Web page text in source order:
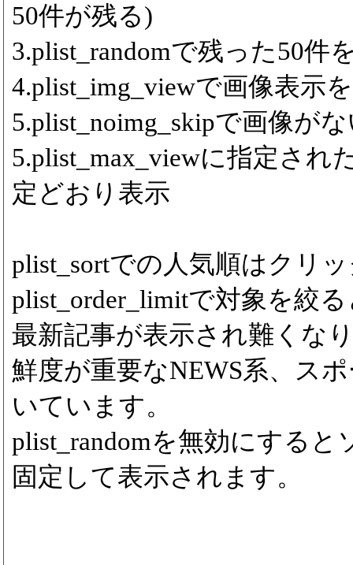
50件が残る)
3.plist_randomで残った50件
4.plist_img_viewで画像表示
5.plist_noimg_skipで画像が
5.plist_max_viewに指定さ
定どおり表示
plist_sortでの人気順はクリ
plist_order_limitで対象を絞
最新記事が表示され難くな
鮮度が重要なNEWS系、ス
いています。
plist_randomを無効にする
固定して表示されます。